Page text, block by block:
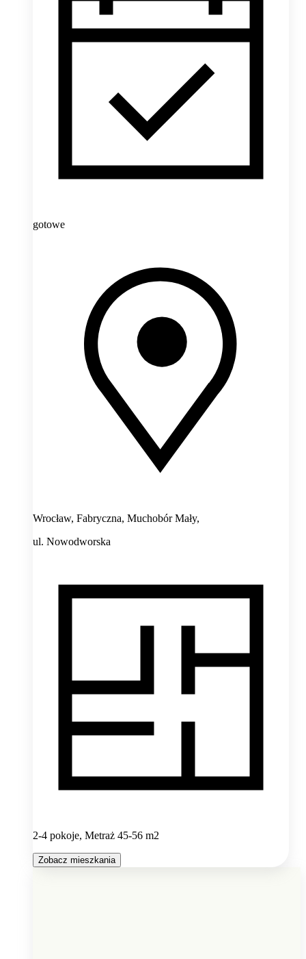
gotowe
Wrocław, Fabryczna, Muchobór Mały,
ul. Nowodworska
2-4 pokoje, Metraż 45-56 m2
Zobacz mieszkania